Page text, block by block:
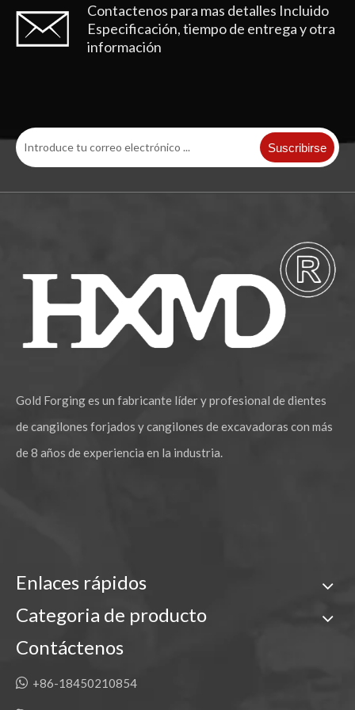
Contactenos para mas detalles Incluido
Especificación, tiempo de entrega y otra
información
Suscribirse
Gold Forging es un fabricante líder y profesional de dientes
de cangilones forjados y cangilones de excavadoras con más
de 8 años de experiencia en la industria.
Enlaces rápidos
Categoria de producto
Contáctenos
 +86-18450210854